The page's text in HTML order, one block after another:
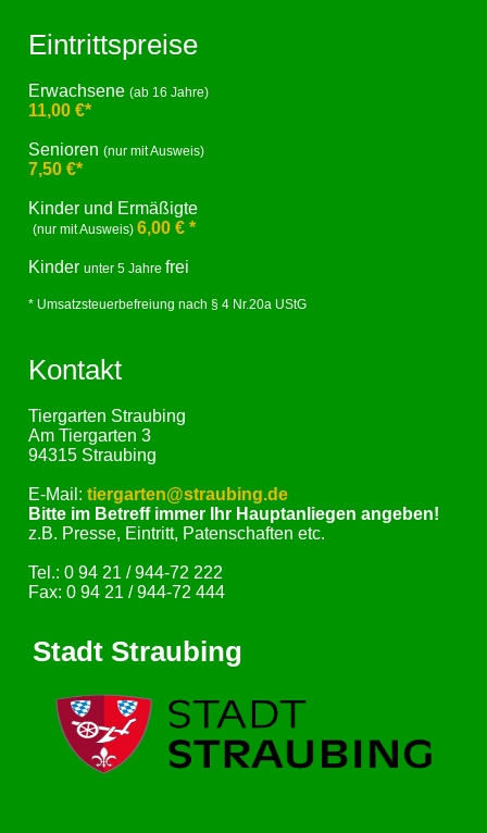
Eintrittspreise
Erwachsene(ab 16 Jahre)
11,00 €*
Senioren(nur mit Ausweis)
7,50 €*
Kinder und Ermäßigte
(nur mit Ausweis)6,00 € *
Kinderunter 5 Jahrefrei
* Umsatzsteuerbefreiung nach § 4 Nr.20a UStG
Kontakt
Tiergarten Straubing
Am Tiergarten 3
94315 Straubing
E-Mail:tiergarten@straubing.de
Bitte im Betreff immer Ihr Hauptanliegen angeben!
z.B. Presse, Eintritt, Patenschaften etc.
Tel.: 0 94 21 / 944-72 222
Fax: 0 94 21 / 944-72 444
Stadt Straubing